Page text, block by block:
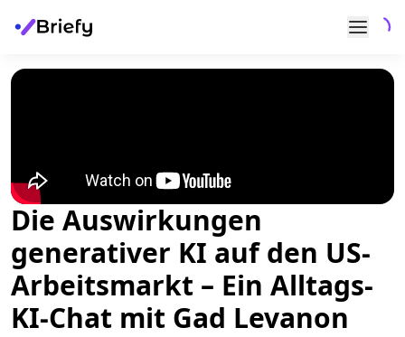
Die Auswirkungen
generativer KI auf den US-
Arbeitsmarkt – Ein Alltags-
KI-Chat mit Gad Levanon